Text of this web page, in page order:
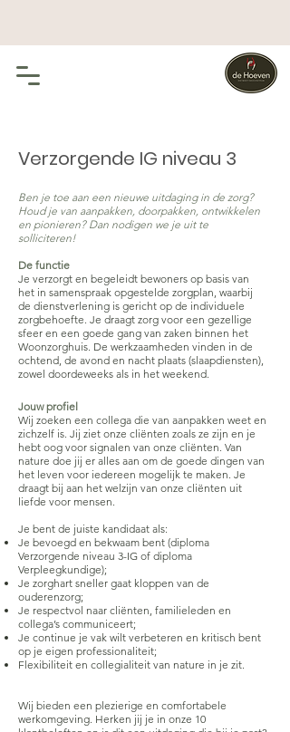
Verzorgende IG niveau 3
Ben je toe aan een nieuwe uitdaging in de zorg?
Houd je van aanpakken, doorpakken, ontwikkelen
en pionieren? Dan nodigen we je uit te
solliciteren!
De functie
Je verzorgt en begeleidt bewoners op basis van
het in samenspraak opgestelde zorgplan, waarbij
de dienstverlening is gericht op de individuele
zorgbehoefte. Je draagt zorg voor een gezellige
sfeer en een goede gang van zaken binnen het
Woonzorghuis. De werkzaamheden vinden in de
ochtend, de avond en nacht plaats (slaapdiensten),
zowel doordeweeks als in het weekend.
Jouw profiel
Wij zoeken een collega die van aanpakken weet en
zichzelf is. Jij ziet onze cliënten zoals ze zijn en je
hebt oog voor signalen van onze cliënten. Van
nature doe jij er alles aan om de goede dingen van
het leven voor iedereen mogelijk te maken. Je
draagt bij aan het welzijn van onze cliënten uit
liefde voor mensen.
Je bent de juiste kandidaat als:
Je bevoegd en bekwaam bent (diploma
Verzorgende niveau 3-IG of diploma
Verpleegkundige);
Je zorghart sneller gaat kloppen van de
ouderenzorg;
Je respectvol naar cliënten, familieleden en
collega’s communiceert;
Je continue je vak wilt verbeteren en kritisch bent
op je eigen professionaliteit;
Flexibiliteit en collegialiteit van nature in je zit.
Wij bieden een plezierige en comfortabele
werkomgeving. Herken jij je in onze 10